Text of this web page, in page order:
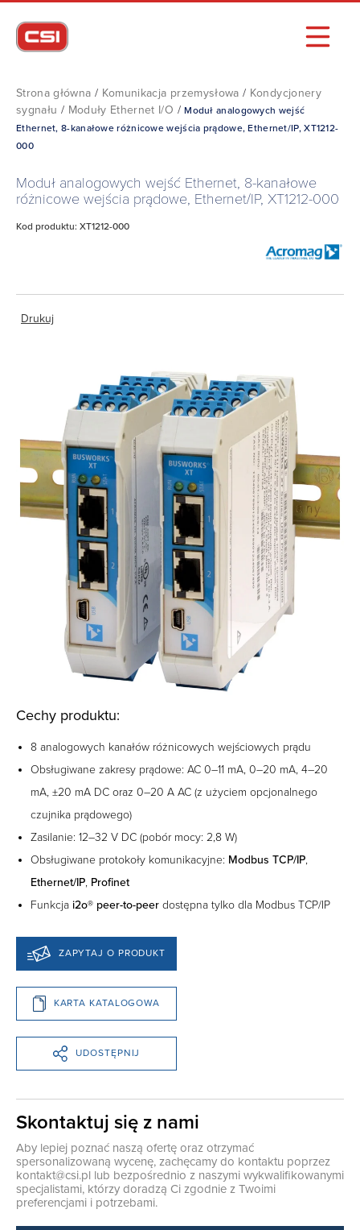
Strona główna / Komunikacja przemysłowa / Kondycjonery
sygnału / Moduły Ethernet I/O /Moduł analogowych wejść
Ethernet, 8-kanałowe różnicowe wejścia prądowe, Ethernet/IP, XT1212-
000
Moduł analogowych wejść Ethernet, 8-kanałowe
różnicowe wejścia prądowe, Ethernet/IP, XT1212-000
Kod produktu: XT1212-000
Drukuj
Cechy produktu:
8 analogowych kanałów różnicowych wejściowych prądu
Obsługiwane zakresy prądowe: AC 0–11 mA, 0–20 mA, 4–20
mA, ±20 mA DC oraz 0–20 A AC (z użyciem opcjonalnego
czujnika prądowego)
Zasilanie: 12–32 V DC (pobór mocy: 2,8 W)
Obsługiwane protokoły komunikacyjne: Modbus TCP/IP,
Ethernet/IP, Profinet
Funkcja i2o® peer-to-peer dostępna tylko dla Modbus TCP/IP
ZAPYTAJ O PRODUKT
KARTA KATALOGOWA
UDOSTĘPNIJ
Skontaktuj się z nami
Aby lepiej poznać naszą ofertę oraz otrzymać
spersonalizowaną wycenę, zachęcamy do kontaktu poprzez
kontakt@csi.pl lub bezpośrednio z naszymi wykwalifikowanymi
specjalistami, którzy doradzą Ci zgodnie z Twoimi
preferencjami i potrzebami.